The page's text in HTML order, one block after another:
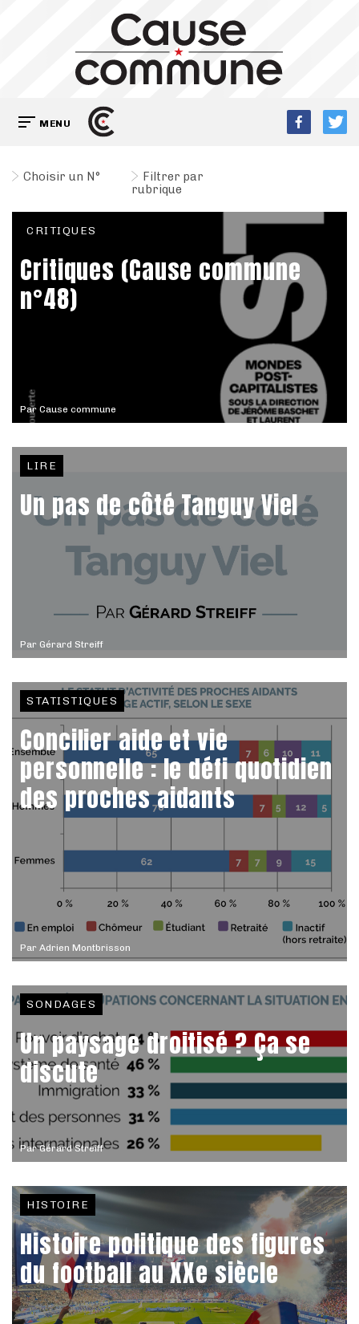
MENU
Choisir un N°
Filtrer par
rubrique
Par Cause commune
CRITIQUES
Critiques (Cause commune
n°48)
Par Gérard Streiff
LIRE
Un pas de côté Tanguy Viel
Par Adrien Montbrisson
STATISTIQUES
Concilier aide et vie
personnelle : le défi quotidien
des proches aidants
ParGérard Streiff
SONDAGES
Un paysage droitisé ? Ça se
discute
HISTOIRE
Histoire politique des figures
du football au XXe siècle